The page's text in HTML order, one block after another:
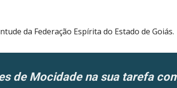
da Federação Espírita do Estado de Goiás.
de Mocidade na sua tarefa